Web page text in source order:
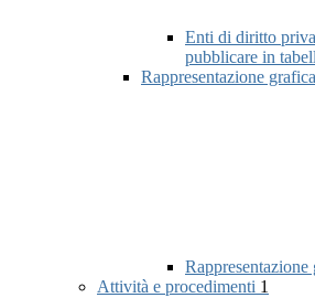
Enti di diritto
pubblicare in
Rappresentazione grafica
Rappresentazione
Attività e procedimenti 1